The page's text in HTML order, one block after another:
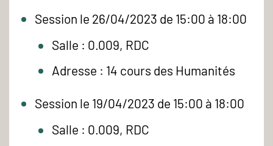
Session le 26/04/2023 de 15:00 à 18:00
Salle : 0.009, RDC
Adresse : 14 cours des Humanités
Session le 19/04/2023 de 15:00 à 18:00
Salle : 0.009, RDC